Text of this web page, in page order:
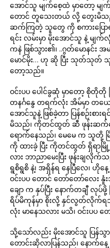
အောင်သူ မျက်စေ့ထဲ မှာတော့ မျ
တောင် တူသေးတယ် လို့ တွေးမိသည်
ဆက်ကြတဲ့ သူတွေ ကို စကားပြော
ရင်း လမ်းမှာ မိုးအောင်သူ နဲ့ မျက်လုံ
ကနဲ ဖြစ်သွား၏၊ ..ဂွတ်မောနင်း အ
မောင်မိုး… ဟု ဆို ပြီး သုတ်သုတ်
တော့သည်။
ဝင်းပပ ပေါင်ခွဆုံ မှာတော့ စို
တနင်္ဂနွေ တရက်လုံး အိမ်မှာ တယ
အောင်သူနဲ့ ဖြစ်ခဲ့တာ ပြန်စဉ်းစ
မိသည်၊ ကိုတင်ထွတ် ဆီ ဖုန်းဆ
ရောက်နေသည်၊ မေမေ က သူတို့ မ
ကို ထားခဲ့ ပြီး ကိုတင်ထွတ် ရှိရာ
လား ဘာညာမေးပြီး ဖုန်းချလို
ရွစိရွစိ နဲ့၊ အရှိန်ရ နေပြီလေ၊
ဝင်းပပ တောင် တော်တော်လေး
ချော က နှပ်ပြီး နောက်တချီ
ရိပ်မိကုန်မှာ စိုးလို့ နှင်လွတ်လိုက်
လုံး မာနေသလား မသိ၊ ဝင်းပပ တ
သို့သော်လည်း မိုးအောင်သူ ပြန်သွာ
တောင်းဆိုလာပြန်သည်၊ နောက်န